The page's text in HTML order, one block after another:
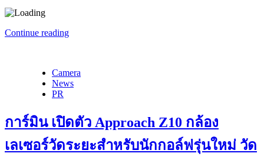
Continue reading
Camera
News
PR
การ์มิน เปิดตัว Approach Z10 กล้อง
เลเซอร์วัดระยะสำหรับนักกอล์ฟรุ่นใหม่ วัด